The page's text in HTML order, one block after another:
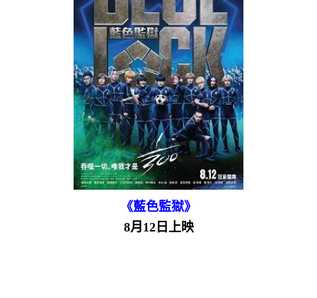
《藍色監獄》
8月12日上映